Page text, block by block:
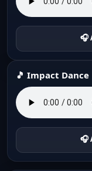
🎧
🎵 Impact Dance
🎧